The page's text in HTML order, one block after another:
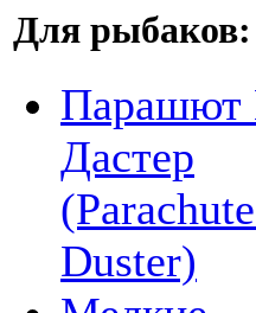
Для рыбаков:
Парашют
Дастер
Duster)